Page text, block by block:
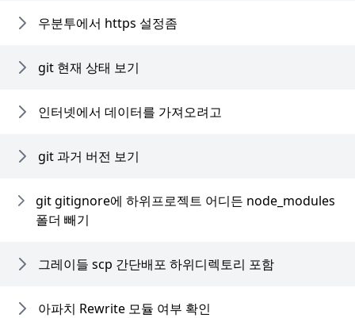
우분투에서 https 설정좀
git 현재 상태 보기
인터넷에서 데이터를 가져오려고
git 과거 버전 보기
git gitignore에 하위프로젝트 어디든 node_modules
폴더 빼기
그레이들 scp 간단배포 하위디렉토리 포함
아파치 Rewrite 모듈 여부 확인